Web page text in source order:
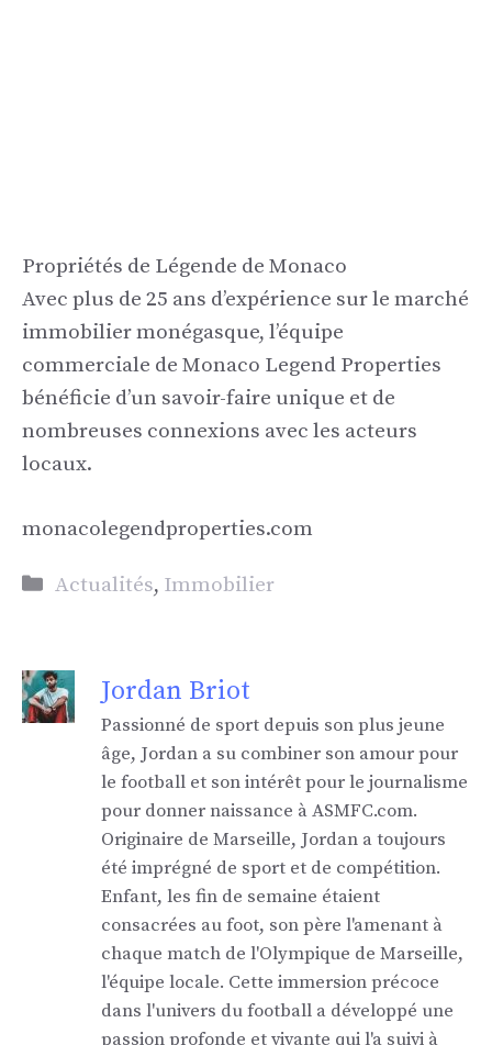
Propriétés de Légende de Monaco
Avec plus de 25 ans d’expérience sur le marché
immobilier monégasque, l’équipe
commerciale de Monaco Legend Properties
bénéficie d’un savoir-faire unique et de
nombreuses connexions avec les acteurs
locaux.
monacolegendproperties.com
Catégories
Actualités, Immobilier
Jordan Briot
Passionné de sport depuis son plus jeune
âge, Jordan a su combiner son amour pour
le football et son intérêt pour le journalisme
pour donner naissance à ASMFC.com.
Originaire de Marseille, Jordan a toujours
été imprégné de sport et de compétition.
Enfant, les fin de semaine étaient
consacrées au foot, son père l'amenant à
chaque match de l'Olympique de Marseille,
l'équipe locale. Cette immersion précoce
dans l'univers du football a développé une
passion profonde et vivante qui l'a suivi à